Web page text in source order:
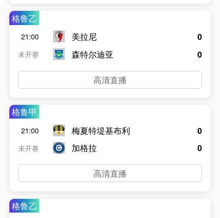
格鲁乙
21:00
未开赛
美拉尼
森特尔迪亚
0
0
高清直播
格鲁甲
21:00
未开赛
梅夏特堤基布利
加格拉
0
0
高清直播
格鲁乙